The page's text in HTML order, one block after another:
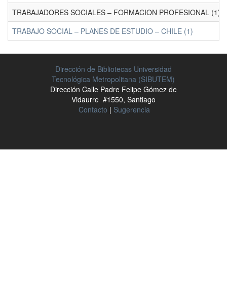
TRABAJADORES SOCIALES – FORMACION PROFESIONAL (1)
TRABAJO SOCIAL – PLANES DE ESTUDIO – CHILE (1)
Dirección de Bibliotecas Universidad
Tecnológica Metropolitana (SIBUTEM)
Dirección Calle Padre Felipe Gómez de
Vidaurre #1550, Santiago
Contacto | Sugerencia